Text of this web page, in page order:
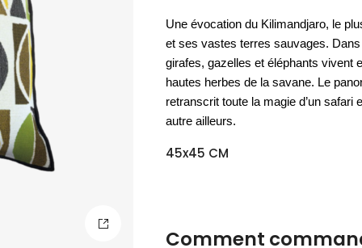
DÉCOUVRIR
DÉCOUVRIR
DÉCOUVRIR
Une évocation du Kilimandjaro, le
et ses vastes terres sauvages.
girafes, gazelles et éléphants vivent
hautes herbes de la savane. Le
retranscrit toute la magie d’un safari
autre ailleurs.
45x45 CM
Comment